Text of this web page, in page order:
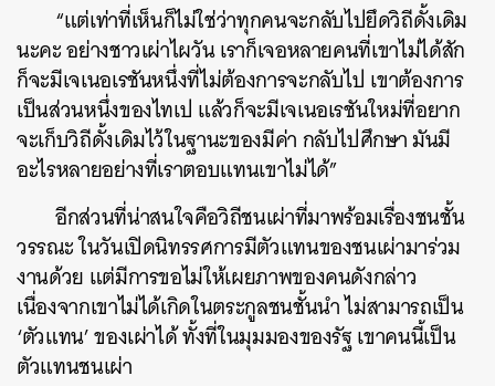
“แต่เท่าที่เห็นก็ไม่ใช่ว่าทุกคนจะกลับไปยึดวิถีดั้งเดิม
นะคะ อย่างชาวเผ่าไผวัน เราก็เจอหลายคนที่เขาไม่ได้สัก
ก็จะมีเจเนอเรชันหนึ่งที่ไม่ต้องการจะกลับไป เขาต้องการ
เป็นส่วนหนึ่งของไทเป แล้วก็จะมีเจเนอเรชันใหม่ที่อยาก
จะเก็บวิถีดั้งเดิมไว้ในฐานะของมีค่า กลับไปศึกษา มันมี
อะไรหลายอย่างที่เราตอบแทนเขาไม่ได้”
อีกส่วนที่น่าสนใจคือวิถีชนเผ่าที่มาพร้อมเรื่องชนชั้น
วรรณะ ในวันเปิดนิทรรศการมีตัวแทนของชนเผ่ามาร่วม
งานด้วย แต่มีการขอไม่ให้เผยภาพของคนดังกล่าว
เนื่องจากเขาไม่ได้เกิดในตระกูลชนชั้นนำ ไม่สามารถเป็น
‘ตัวแทน’ ของเผ่าได้ ทั้งที่ในมุมมองของรัฐ เขาคนนี้เป็น
ตัวแทนชนเผ่า